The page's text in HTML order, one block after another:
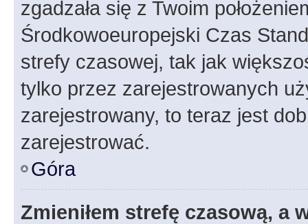
zgadzała się z Twoim
Środkowoeuropejski Czas
strefy czasowej, tak jak
tylko przez zarejestrowanych
zarejestrowany, to teraz jest
zarejestrować.
Góra
Zmieniłem strefę czasową, a